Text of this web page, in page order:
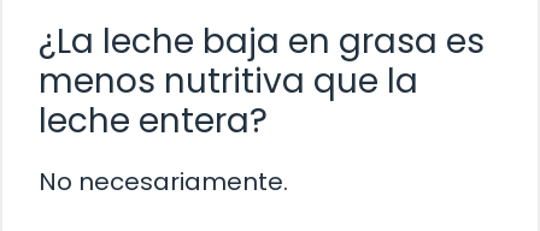
¿La leche baja en grasa es
menos nutritiva que la
leche entera?
No necesariamente.